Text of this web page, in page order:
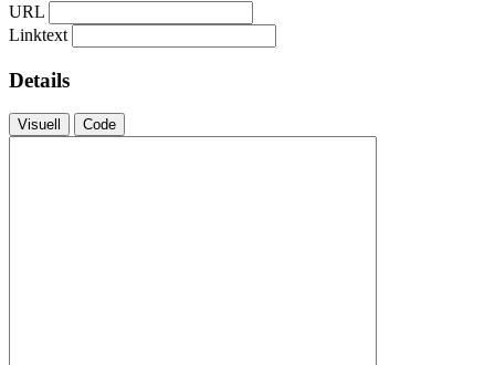
URL
Linktext
Details
Visuell Code